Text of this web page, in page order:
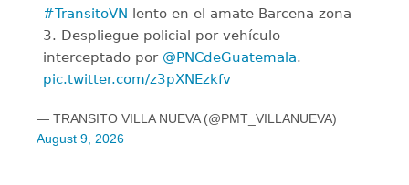
#TransitoVN lento en el amate Barcena zona
3. Despliegue policial por vehículo
interceptado por @PNCdeGuatemala.
pic.twitter.com/z3pXNEzkfv
— TRANSITO VILLA NUEVA (@PMT_VILLANUEVA)
August 9, 2026